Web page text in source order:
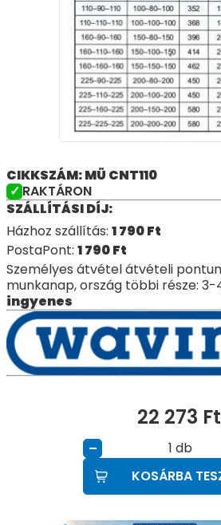
CIKKSZÁM: MÜ CNT110
RAKTÁRON
SZÁLLÍTÁSI DÍJ:
Házhoz szállítás: 1 790Ft
PostaPont: 1 790Ft
Személyes átvétel átvételi
munkanap, ország többi része:
ingyenes
22 273 Ft
– db
KOSÁRBA